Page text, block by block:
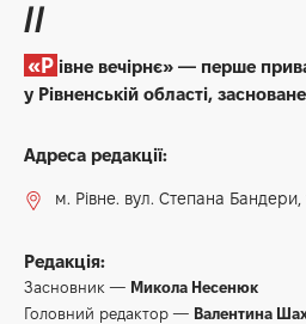
//
«Рівне вечірнє» — перше
у Рівненській області,
Адреса редакції:
м. Рівне. вул. Степана Бандери,
Редакція:
Засновник — Микола Несенюк
Головний редактор — Валентина